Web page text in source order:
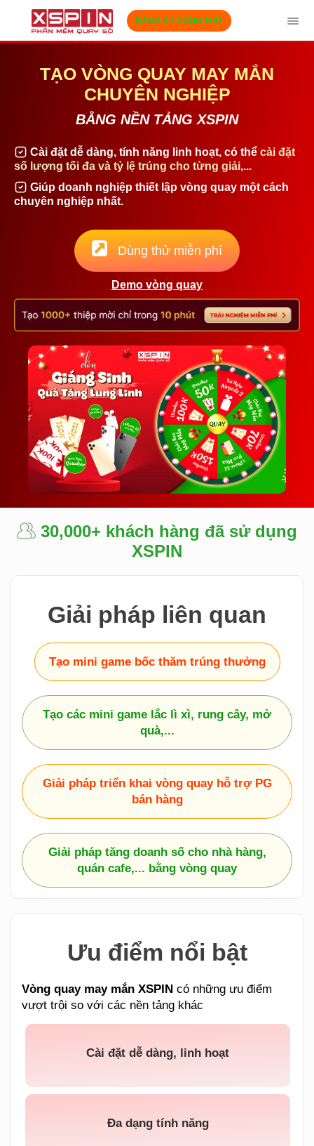
ĐĂNG KÝ DÙNG THỬ
TẠO VÒNG QUAY MAY MẮN
CHUYÊN NGHIỆP
BẰNG NỀN TẢNG XSPIN
Cài đặt dễ dàng, tính năng linh hoạt, có thể cài đặt
số lượng tối đa và tỷ lệ trúng cho từng giải,...
Giúp doanh nghiệp thiết lập vòng quay một cách
chuyên nghiệp nhất.
Dùng thử miễn phí
Demo vòng quay
30,000+ khách hàng đã sử dụng
XSPIN
Giải pháp liên quan
Tạo mini game bốc thăm trúng thưởng
Tạo các mini game lắc lì xì, rung cây, mở
quà,...
Giải pháp triển khai vòng quay hỗ trợ PG
bán hàng
Giải pháp tăng doanh số cho nhà hàng,
quán cafe,... bằng vòng quay
Ưu điểm nổi bật
Vòng quay may mắn XSPIN có những ưu điểm
vượt trội so với các nền tảng khác
Cài đặt dễ dàng, linh hoạt
Đa dạng tính năng